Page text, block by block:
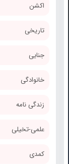
اکشن
تاریخی
جنایی
خانوادگی
زندگی نامه
علمی-تخیلی
کمدی